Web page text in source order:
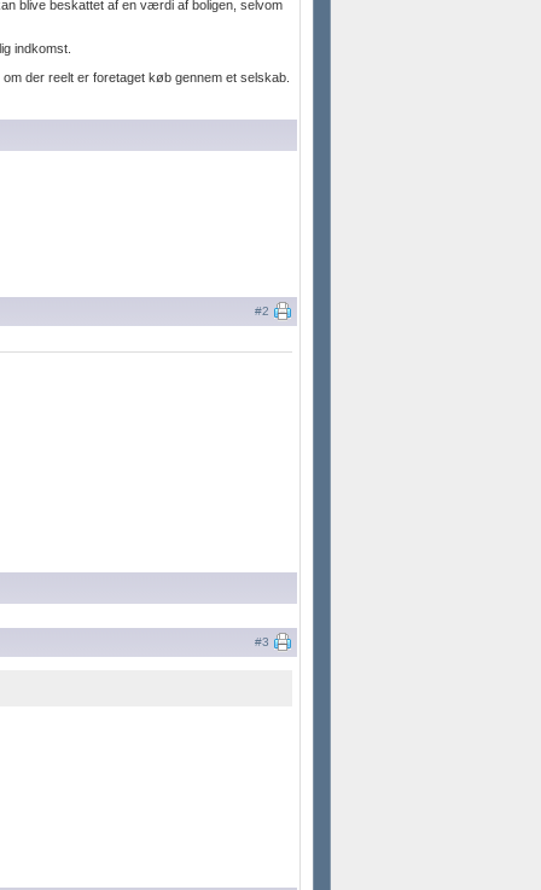
blive beskattet af en værdi af boligen, selvom
indkomst.
der reelt er foretaget køb gennem et selskab.
#2
#3